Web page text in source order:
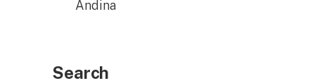
Andina
Search